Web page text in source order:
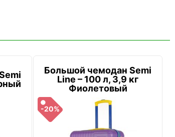
Большой чемодан Semi
Line – 100 л, 3,9 кг
Фиолетовый
-20%